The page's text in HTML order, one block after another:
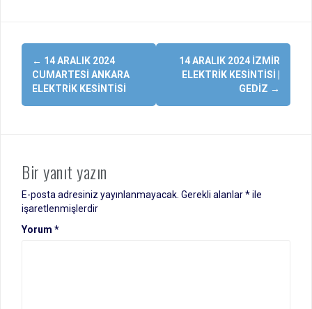
Yazı
dolaşımı
← 14 ARALIK 2024
CUMARTESI ANKARA
ELEKTRIK KESINTISI
14 ARALIK 2024 İZMIR
ELEKTRIK KESINTISI |
GEDIZ →
Bir yanıt yazın
E-posta adresiniz yayınlanmayacak. Gerekli alanlar*ile
işaretlenmişlerdir
Yorum *